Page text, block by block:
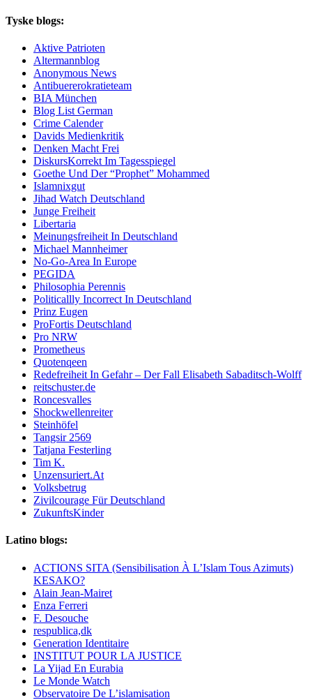
Tyske blogs:
Aktive Patrioten
Altermannblog
Anonymous News
Antibuererokratieteam
BIA München
Blog List German
Crime Calender
Davids Medienkritik
Denken Macht Frei
DiskursKorrekt Im Tagesspiegel
Goethe Und Der “Prophet” Mohammed
Islamnixgut
Jihad Watch Deutschland
Junge Freiheit
Libertaria
Meinungsfreiheit In Deutschland
Michael Mannheimer
No-Go-Area In Europe
PEGIDA
Philosophia Perennis
Politicallly Incorrect In Deutschland
Prinz Eugen
ProFortis Deutschland
Pro NRW
Prometheus
Quotenqeen
Redefreiheit In Gefahr – Der Fall Elisabeth Sabaditsch-Wolff
reitschuster.de
Roncesvalles
Shockwellenreiter
Steinhöfel
Tangsir 2569
Tatjana Festerling
Tim K.
Unzensuriert.At
Volksbetrug
Zivilcourage Für Deutschland
ZukunftsKinder
Latino blogs:
ACTIONS SITA (Sensibilisation À L’Islam Tous Azimuts)
KESAKO?
Alain Jean-Mairet
Enza Ferreri
F. Desouche
respublica,dk
Generation Identitaire
INSTITUT POUR LA JUSTICE
La Yijad En Eurabia
Le Monde Watch
Observatoire De L’islamisation